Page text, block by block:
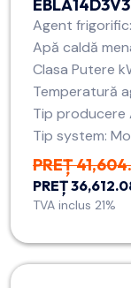
EBLA14D3V3
Agent
Apă caldă
Clasa Putere
Temperatură
Tip producere
Tip system:
PREȚ
PREȚ
TVA inclus 21%